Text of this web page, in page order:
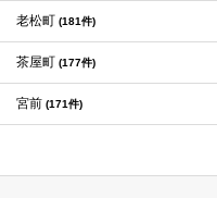
老松町 (181件)
茶屋町 (177件)
宮前 (171件)